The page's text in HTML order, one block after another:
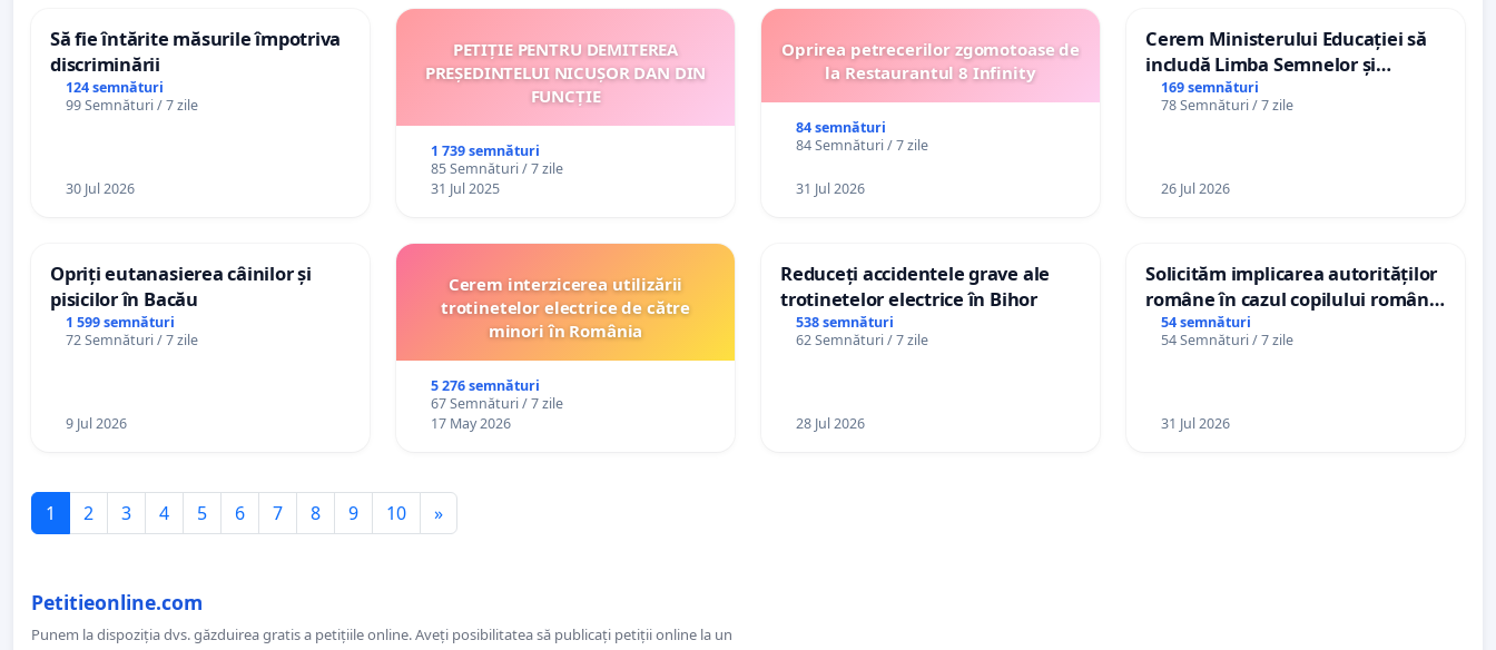
Să fie întărite măsurile împotriva
discriminării
124 semnături
99 Semnături / 7 zile
30 Jul 2026
PETIȚIE PENTRU DEMITEREA
PREȘEDINTELUI NICUȘOR DAN DIN
FUNCȚIE
1 739 semnături
85 Semnături / 7 zile
31 Jul 2025
Oprirea petrecerilor zgomotoase de
la Restaurantul 8 Infinity
84 semnături
84 Semnături / 7 zile
31 Jul 2026
Cerem Ministerului Educației să
includă Limba Semnelor și
alfabetul Braille în școlile din
Republica Moldova!
169 semnături
78 Semnături / 7 zile
26 Jul 2026
Opriți eutanasierea câinilor și
pisicilor în Bacău
1 599 semnături
72 Semnături / 7 zile
9 Jul 2026
Cerem interzicerea utilizării
trotinetelor electrice de către
minori în România
5 276 semnături
67 Semnături / 7 zile
17 May 2026
Reduceți accidentele grave ale
trotinetelor electrice în Bihor
538 semnături
62 Semnături / 7 zile
28 Jul 2026
Solicităm implicarea autorităților
române în cazul copilului român
Wiliam Kristian Gheorghe, aflat în
plasament în Danemarca de 12
54 semnături
54 Semnături / 7 zile
31 Jul 2026
1 2 3 4 5 6 7 8 9 10 »
Petitieonline.com
Punem la dispoziția dvs. găzduirea gratis a petițiile online. Aveți posibilitatea să publicați petiții online la un